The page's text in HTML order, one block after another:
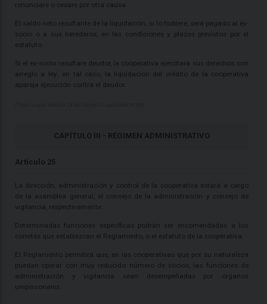
renunciare o cesare por otra causa.
El saldo neto resultante de la liquidación, si lo hubiere, será pagado al ex-
socio o a sus herederos, en las condiciones y plazos previstos por el
estatuto.
Si el ex-socio resultare deudor, la cooperativa ejercitará sus derechos con
arreglo a ley; en tal caso, la liquidación del crédito de la cooperativa
apareja ejecución contra el deudor.
CAPÍTULO III - RÉGIMEN ADMINISTRATIVO
Artículo 25
La dirección, administración y control de la cooperativa estará a cargo
de la asamblea general, el consejo de la administración y consejo de
vigilancia, respectivamente.
Determinadas funciones específicas podrán ser encomendadas a los
comités que establezcan el Reglamento, o el estatuto de la cooperativa.
El Reglamento permitirá que, en las cooperativas que por su naturaleza
puedan operar con muy reducido número de socios, las funciones de
administración y vigilancia sean desempeñadas por órganos
unipersonales.